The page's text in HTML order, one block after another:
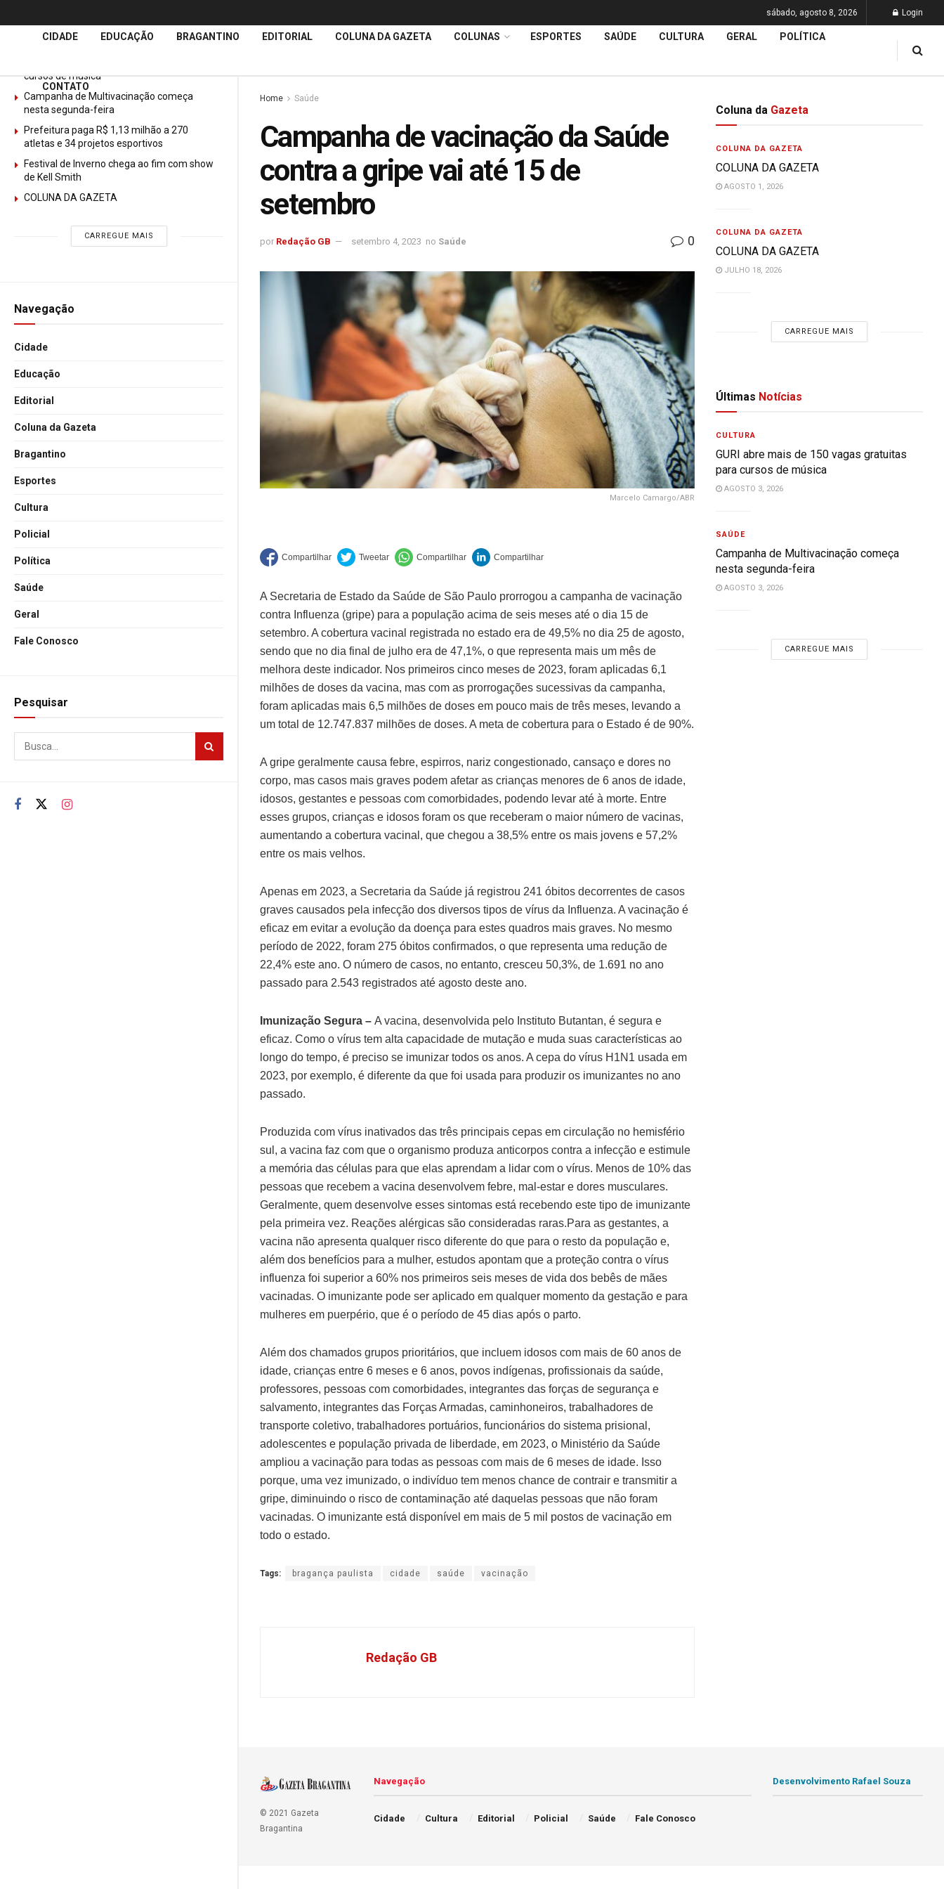
ÚltimasNotícias
cursos de música
Campanha de Multivacinação começa
nesta segunda-feira
Prefeitura paga R$ 1,13 milhão a 270
atletas e 34 projetos esportivos
Festival de Inverno chega ao fim com show
de Kell Smith
COLUNA DA GAZETA
CARREGUE MAIS
Navegação
Cidade
Educação
Editorial
Coluna da Gazeta
Bragantino
Esportes
Cultura
Policial
Política
Saúde
Geral
Fale Conosco
Pesquisar
sábado, agosto 8, 2026 Login
CIDADE EDUCAÇÃO BRAGANTINO EDITORIAL COLUNA DA GAZETA COLUNAS ESPORTES SAÚDE CULTURA GERAL POLÍTICA
CONTATO
Home Saúde
Campanha de vacinação da Saúde
contra a gripe vai até 15 de
setembro
por Redação GB setembro 4, 2023 no Saúde 0
Marcelo Camargo/ABR
A Secretaria de Estado da Saúde de São Paulo prorrogou a campanha de vacinação
contra Influenza (gripe) para a população acima de seis meses até o dia 15 de
setembro. A cobertura vacinal registrada no estado era de 49,5% no dia 25 de agosto,
sendo que no dia final de julho era de 47,1%, o que representa mais um mês de
melhora deste indicador. Nos primeiros cinco meses de 2023, foram aplicadas 6,1
milhões de doses da vacina, mas com as prorrogações sucessivas da campanha,
foram aplicadas mais 6,5 milhões de doses em pouco mais de três meses, levando a
um total de 12.747.837 milhões de doses. A meta de cobertura para o Estado é de 90%.
A gripe geralmente causa febre, espirros, nariz congestionado, cansaço e dores no
corpo, mas casos mais graves podem afetar as crianças menores de 6 anos de idade,
idosos, gestantes e pessoas com comorbidades, podendo levar até à morte. Entre
esses grupos, crianças e idosos foram os que receberam o maior número de vacinas,
aumentando a cobertura vacinal, que chegou a 38,5% entre os mais jovens e 57,2%
entre os mais velhos.
Apenas em 2023, a Secretaria da Saúde já registrou 241 óbitos decorrentes de casos
graves causados pela infecção dos diversos tipos de vírus da Influenza. A vacinação é
eficaz em evitar a evolução da doença para estes quadros mais graves. No mesmo
período de 2022, foram 275 óbitos confirmados, o que representa uma redução de
22,4% este ano. O número de casos, no entanto, cresceu 50,3%, de 1.691 no ano
passado para 2.543 registrados até agosto deste ano.
Imunização Segura – A vacina, desenvolvida pelo Instituto Butantan, é segura e
eficaz. Como o vírus tem alta capacidade de mutação e muda suas características ao
longo do tempo, é preciso se imunizar todos os anos. A cepa do vírus H1N1 usada em
2023, por exemplo, é diferente da que foi usada para produzir os imunizantes no ano
passado.
Produzida com vírus inativados das três principais cepas em circulação no hemisfério
sul, a vacina faz com que o organismo produza anticorpos contra a infecção e estimule
a memória das células para que elas aprendam a lidar com o vírus. Menos de 10% das
pessoas que recebem a vacina desenvolvem febre, mal-estar e dores musculares.
Geralmente, quem desenvolve esses sintomas está recebendo este tipo de imunizante
pela primeira vez. Reações alérgicas são consideradas raras.Para as gestantes, a
vacina não apresenta qualquer risco diferente do que para o resto da população e,
além dos benefícios para a mulher, estudos apontam que a proteção contra o vírus
influenza foi superior a 60% nos primeiros seis meses de vida dos bebês de mães
vacinadas. O imunizante pode ser aplicado em qualquer momento da gestação e para
mulheres em puerpério, que é o período de 45 dias após o parto.
Além dos chamados grupos prioritários, que incluem idosos com mais de 60 anos de
idade, crianças entre 6 meses e 6 anos, povos indígenas, profissionais da saúde,
professores, pessoas com comorbidades, integrantes das forças de segurança e
salvamento, integrantes das Forças Armadas, caminhoneiros, trabalhadores de
transporte coletivo, trabalhadores portuários, funcionários do sistema prisional,
adolescentes e população privada de liberdade, em 2023, o Ministério da Saúde
ampliou a vacinação para todas as pessoas com mais de 6 meses de idade. Isso
porque, uma vez imunizado, o indivíduo tem menos chance de contrair e transmitir a
gripe, diminuindo o risco de contaminação até daquelas pessoas que não foram
vacinadas. O imunizante está disponível em mais de 5 mil postos de vacinação em
todo o estado.
Tags: bragança paulista cidade saúde vacinação
Redação GB
Coluna da Gazeta
COLUNA DA GAZETA
COLUNA DA GAZETA
AGOSTO 1, 2026
COLUNA DA GAZETA
COLUNA DA GAZETA
JULHO 18, 2026
CARREGUE MAIS
Últimas Notícias
CULTURA
GURI abre mais de 150 vagas gratuitas
para cursos de música
AGOSTO 3, 2026
SAÚDE
Campanha de Multivacinação começa
nesta segunda-feira
AGOSTO 3, 2026
CARREGUE MAIS
© 2021 Gazeta
Bragantina
Navegação
Cidade Cultura Editorial Policial Saúde Fale Conosco
Desenvolvimento Rafael Souza